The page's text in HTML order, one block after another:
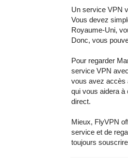
Un service VPN
Vous devez
Royaume-Uni,
Donc, vous
Pour regarder
service VPN
vous avez accès
qui vous aidera à
direct.
Mieux, FlyVPN
service et de
toujours